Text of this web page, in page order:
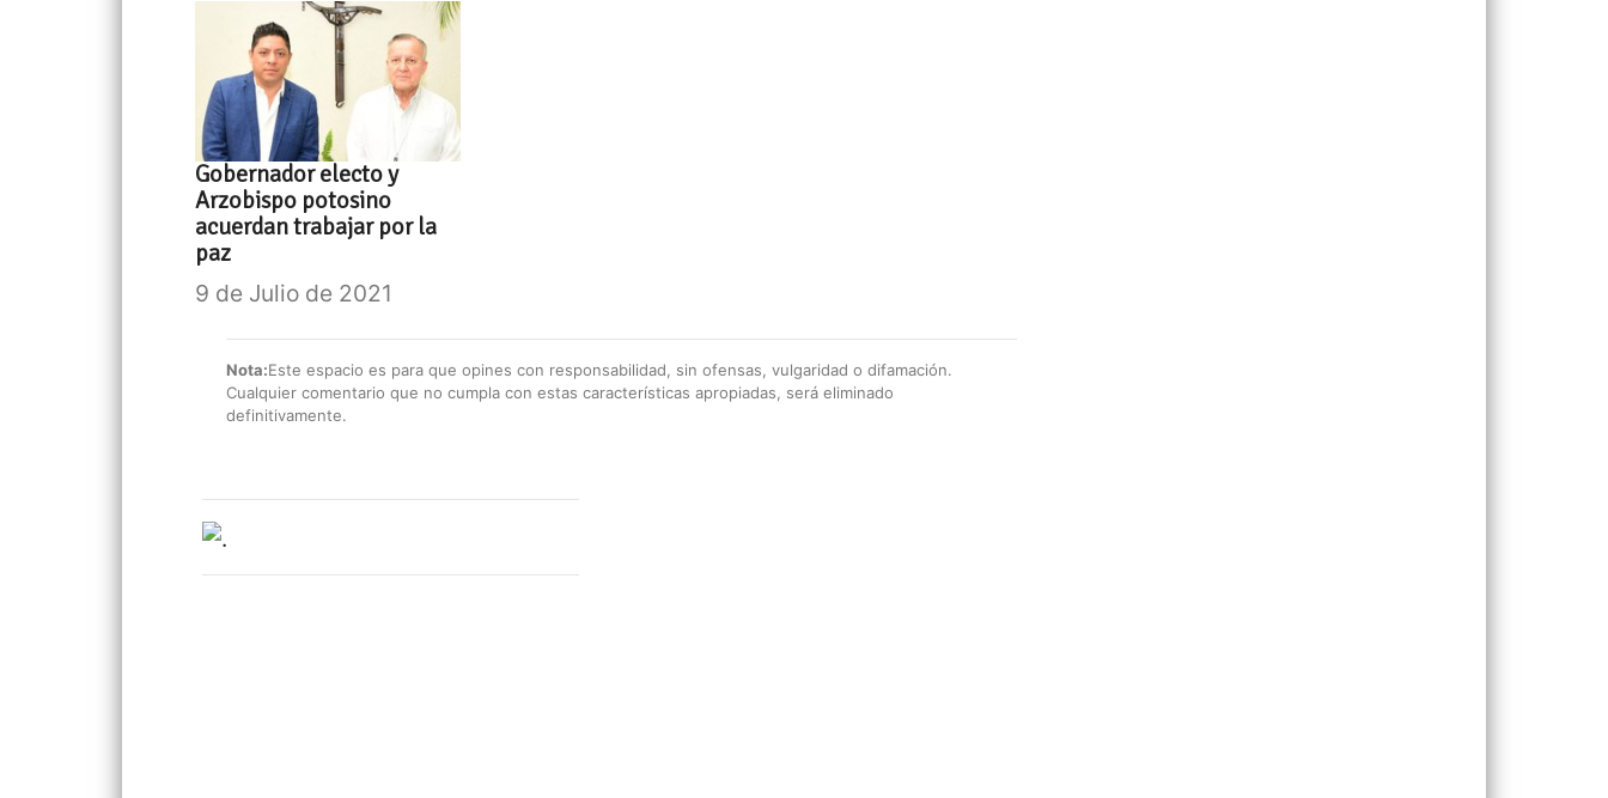
Gobernador electo y
Arzobispo potosino
acuerdan trabajar por la
paz
9 de Julio de 2021
Nota:Este espacio es para que opines con responsabilidad, sin ofensas, vulgaridad o difamación.
Cualquier comentario que no cumpla con estas características apropiadas, será eliminado
definitivamente.